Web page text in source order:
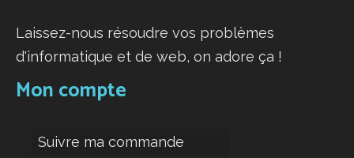
Laissez-nous résoudre vos problèmes
d'informatique et de web, on adore ça !
Mon compte
Suivre ma commande